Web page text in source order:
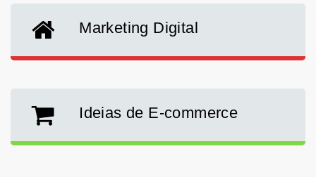
Marketing Digital
Ideias de E-commerce